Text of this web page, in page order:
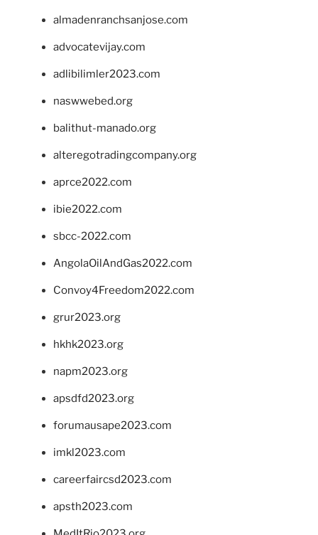
almadenranchsanjose.com
advocatevijay.com
adlibilimler2023.com
naswwebed.org
balithut-manado.org
alteregotradingcompany.org
aprce2022.com
ibie2022.com
sbcc-2022.com
AngolaOilAndGas2022.com
Convoy4Freedom2022.com
grur2023.org
hkhk2023.org
napm2023.org
apsdfd2023.org
forumausape2023.com
imkl2023.com
careerfaircsd2023.com
apsth2023.com